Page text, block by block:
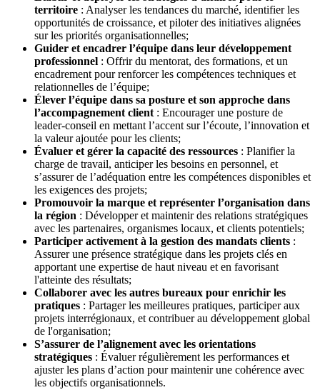
territoire : Analyser les tendances du marché, identifier les
opportunités de croissance, et piloter des initiatives alignées
sur les priorités organisationnelles;
Guider et encadrer l’équipe dans leur développement
professionnel : Offrir du mentorat, des formations, et un
encadrement pour renforcer les compétences techniques et
relationnelles de l’équipe;
Élever l’équipe dans sa posture et son approche dans
l’accompagnement client : Encourager une posture de
leader-conseil en mettant l’accent sur l’écoute, l’innovation et
la valeur ajoutée pour les clients;
Évaluer et gérer la capacité des ressources : Planifier la
charge de travail, anticiper les besoins en personnel, et
s’assurer de l’adéquation entre les compétences disponibles et
les exigences des projets;
Promouvoir la marque et représenter l’organisation dans
la région : Développer et maintenir des relations stratégiques
avec les partenaires, organismes locaux, et clients potentiels;
Participer activement à la gestion des mandats clients :
Assurer une présence stratégique dans les projets clés en
apportant une expertise de haut niveau et en favorisant
l'atteinte des résultats;
Collaborer avec les autres bureaux pour enrichir les
pratiques : Partager les meilleures pratiques, participer aux
projets interrégionaux, et contribuer au développement global
de l'organisation;
S’assurer de l’alignement avec les orientations
stratégiques : Évaluer régulièrement les performances et
ajuster les plans d’action pour maintenir une cohérence avec
les objectifs organisationnels.